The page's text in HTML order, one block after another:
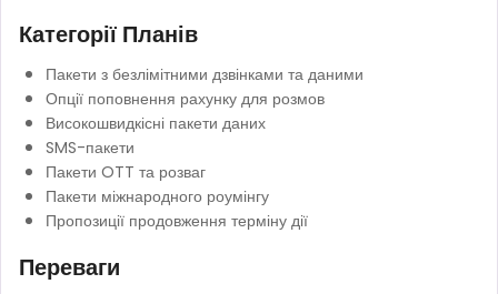
Категорії Планів
Пакети з безлімітними дзвінками та даними
Опції поповнення рахунку для розмов
Високошвидкісні пакети даних
SMS-пакети
Пакети OTT та розваг
Пакети міжнародного роумінгу
Пропозиції продовження терміну дії
Переваги